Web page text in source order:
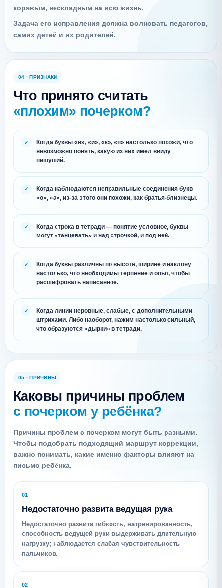
корявым, нескладным на всю жизнь.
Задача его исправления должна волновать педагогов,
самих детей и их родителей.
04 · ПРИЗНАКИ
Что принято считать
«плохим» почерком?
Когда буквы «н», «и», «к», «п» настолько похожи, что
невозможно понять, какую из них имел ввиду
пишущий.
Когда наблюдаются неправильные соединения букв
«о», «а», из-за этого они похожи, как братья-близнецы.
Когда строка в тетради — понятие условное, буквы
могут «танцевать» и над строчкой, и под ней.
Когда буквы различны по высоте, ширине и наклону
настолько, что необходимы терпение и опыт, чтобы
расшифровать написанное.
Когда линии неровные, слабые, с дополнительными
штрихами. Либо наоборот, нажим настолько сильный,
что образуются «дырки» в тетради.
05 · ПРИЧИНЫ
Каковы причины проблем
с почерком у ребёнка?
Причины проблем с почерком могут быть разными.
Чтобы подобрать подходящий маршрут коррекции,
важно понимать, какие именно факторы влияют на
письмо ребёнка.
01
Недостаточно развита ведущая рука
Недостаточно развита гибкость, натренированность,
способность ведущей руки выдерживать длительную
нагрузку; наблюдается слабая чувствительность
пальчиков.
02